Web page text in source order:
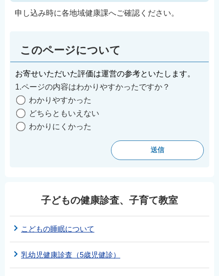
申し込み時に各地域健康課へご確認ください。
このページについて
お寄せいただいた評価は運営の参考といたします。
1.ページの内容はわかりやすかったですか？
わかりやすかった
どちらともいえない
わかりにくかった
子どもの健康診査、子育て教室
こどもの睡眠について
乳幼児健康診査（5歳児健診）